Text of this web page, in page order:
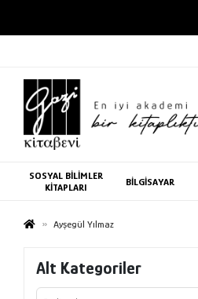
SOSYAL BİLİMLER
KİTAPLARI
BİLGİSAYAR
Ayşegül Yılmaz
Alt Kategoriler